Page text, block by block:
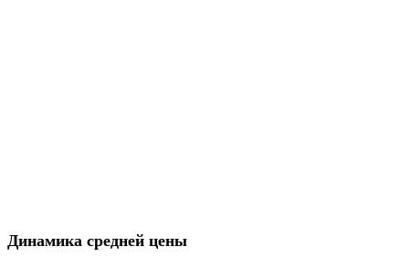
Динамика средней цены